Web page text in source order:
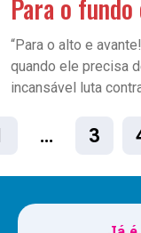
Para o fundo
“Para o alto e
quando ele precisa
incansável luta
… 3